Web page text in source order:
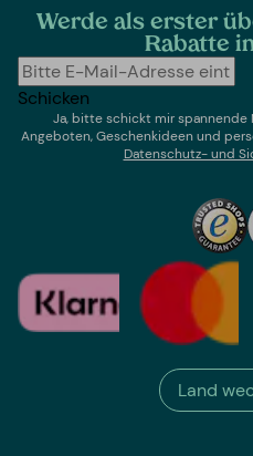
Werde als erster
Rabatte
Schicken
Ja, bitte schickt mir
Angeboten, Geschenkideen und
Datenschutz- und
Land